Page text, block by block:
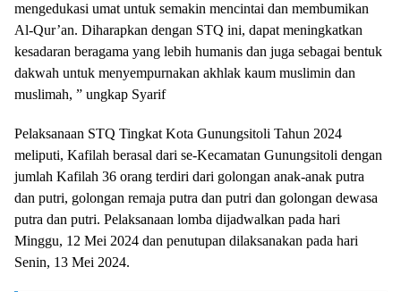
mengedukasi umat untuk semakin mencintai dan membumikan
Al-Qur’an. Diharapkan dengan STQ ini, dapat meningkatkan
kesadaran beragama yang lebih humanis dan juga sebagai bentuk
dakwah untuk menyempurnakan akhlak kaum muslimin dan
muslimah, ” ungkap Syarif
Pelaksanaan STQ Tingkat Kota Gunungsitoli Tahun 2024
meliputi, Kafilah berasal dari se-Kecamatan Gunungsitoli dengan
jumlah Kafilah 36 orang terdiri dari golongan anak-anak putra
dan putri, golongan remaja putra dan putri dan golongan dewasa
putra dan putri. Pelaksanaan lomba dijadwalkan pada hari
Minggu, 12 Mei 2024 dan penutupan dilaksanakan pada hari
Senin, 13 Mei 2024.